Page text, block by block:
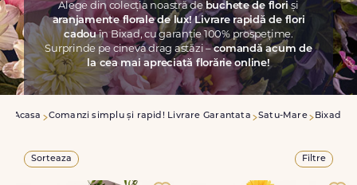
Alege din colecția noastră de buchete de floriși
aranjamente florale de lux! Livrare rapidă de flori
cadouîn Bixad, cu garanție 100% prospețime.
Surprinde pe cineva drag astăzi –comandă acum de
la cea mai apreciată florărie online!
Acasa Comanzi simplu și rapid! Livrare Garantata Satu-Mare Bixad
Sorteaza Filtre